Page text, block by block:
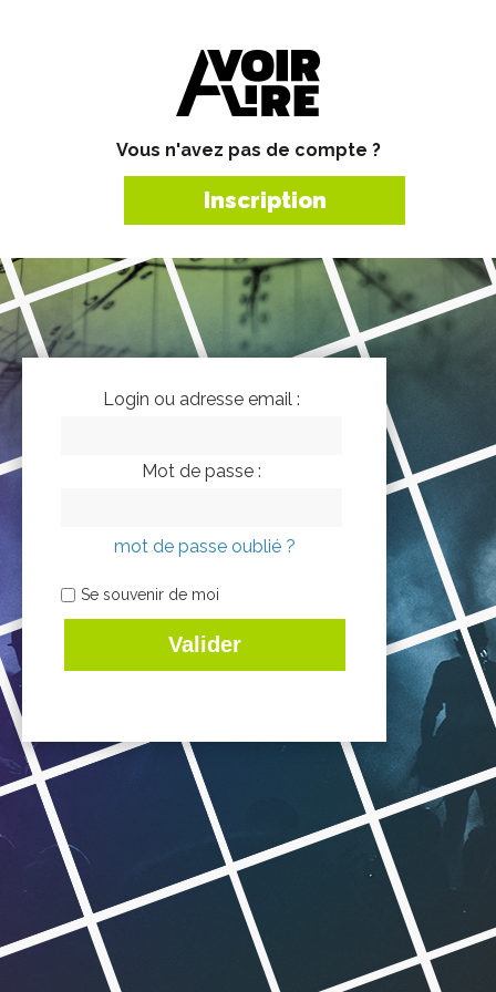
Vous n'avez pas de compte ?
Inscription
Login ou adresse email :
Mot de passe :
mot de passe oublié ?
Se souvenir de moi